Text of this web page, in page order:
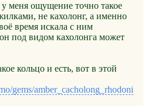
меня ощущение точно такое
не кахолонг, а именно
время искала с ним
под видом кахолонга может
кольцо и есть, вот в этой
gems/amber_cacholong_rhodoni